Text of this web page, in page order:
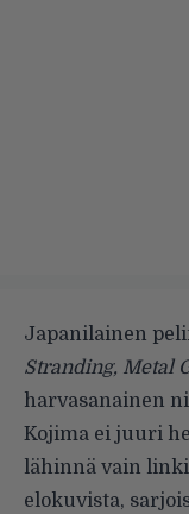
Japanilainen
Stranding, Metal
harvasanainen
Kojima ei juuri
lähinnä vain
elokuvista,